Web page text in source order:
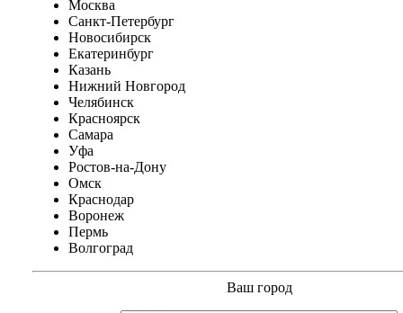
Москва
Санкт-Петербург
Новосибирск
Екатеринбург
Казань
Нижний Новгород
Челябинск
Красноярск
Самара
Уфа
Ростов-на-Дону
Омск
Краснодар
Воронеж
Пермь
Волгоград
Ваш город